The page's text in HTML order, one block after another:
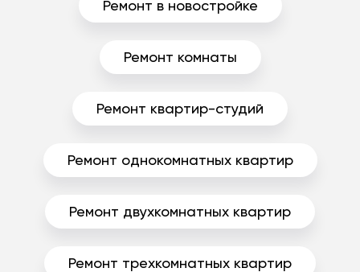
Ремонт в новостройке
Ремонт комнаты
Ремонт квартир-студий
Ремонт однокомнатных квартир
Ремонт двухкомнатных квартир
Ремонт трехкомнатных квартир